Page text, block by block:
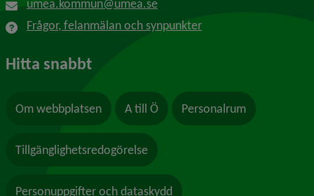
umea.kommun@umea.se
Frågor, felanmälan och synpunkter
Hitta snabbt
Om webbplatsen A till Ö Personalrum
Tillgänglighetsredogörelse
Personuppgifter och dataskydd